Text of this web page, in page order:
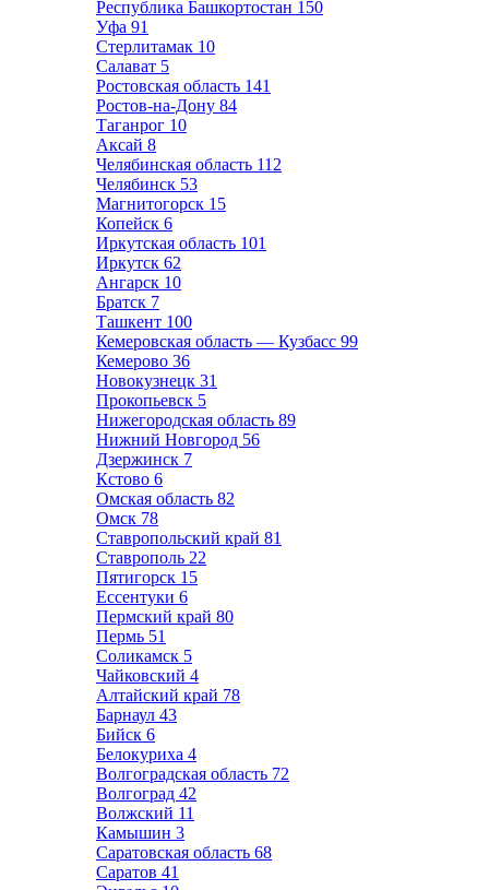
Республика Башкортостан 150
Уфа 91
Стерлитамак 10
Салават 5
Ростовская область 141
Ростов-на-Дону 84
Таганрог 10
Аксай 8
Челябинская область 112
Челябинск 53
Магнитогорск 15
Копейск 6
Иркутская область 101
Иркутск 62
Ангарск 10
Братск 7
Ташкент 100
Кемеровская область — Кузбасс 99
Кемерово 36
Новокузнецк 31
Прокопьевск 5
Нижегородская область 89
Нижний Новгород 56
Дзержинск 7
Кстово 6
Омская область 82
Омск 78
Ставропольский край 81
Ставрополь 22
Пятигорск 15
Ессентуки 6
Пермский край 80
Пермь 51
Соликамск 5
Чайковский 4
Алтайский край 78
Барнаул 43
Бийск 6
Белокуриха 4
Волгоградская область 72
Волгоград 42
Волжский 11
Камышин 3
Саратовская область 68
Саратов 41